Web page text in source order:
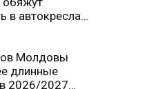
в автокреслах
Молдовы
длинные
2026/2027